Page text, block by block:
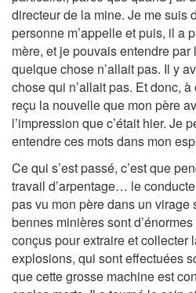
directeur de la mine. Je me suis
personne m’appelle et puis, il a
mère, et je pouvais entendre
quelque chose n’allait pas. Il y
chose qui n’allait pas. Et donc,
reçu la nouvelle que mon père
l’impression que c’était hier. Je
entendre ces mots dans mon
Ce qui s’est passé, c’est que
travail d’arpentage… le
pas vu mon père dans un
bennes minières sont
conçus pour extraire et collecter
explosions, qui sont effectuées
que cette grosse machine est